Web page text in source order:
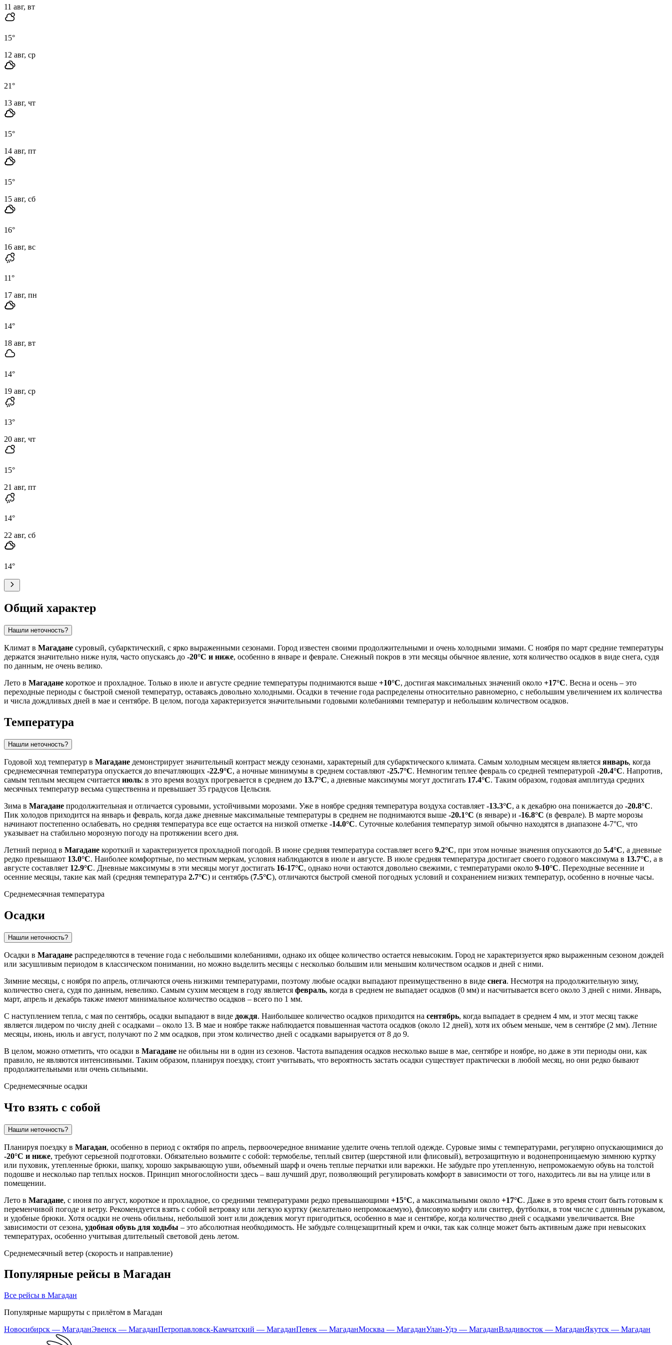
11 авг, вт
15°
12 авг, ср
21°
13 авг, чт
15°
14 авг, пт
15°
15 авг, сб
16°
16 авг, вс
11°
17 авг, пн
14°
18 авг, вт
14°
19 авг, ср
13°
20 авг, чт
15°
21 авг, пт
14°
22 авг, сб
14°
Общий характер
Нашли неточность?
Климат в Магадане суровый, субарктический, с ярко выраженными сезонами. Город известен своими продолжительными и очень холодными зимами. С ноября по март средние температуры
держатся значительно ниже нуля, часто опускаясь до -20°C и ниже, особенно в январе и феврале. Снежный покров в эти месяцы обычное явление, хотя количество осадков в виде снега, судя
по данным, не очень велико.
Лето в Магадане короткое и прохладное. Только в июле и августе средние температуры поднимаются выше +10°C, достигая максимальных значений около +17°C. Весна и осень – это
переходные периоды с быстрой сменой температур, оставаясь довольно холодными. Осадки в течение года распределены относительно равномерно, с небольшим увеличением их количества
и числа дождливых дней в мае и сентябре. В целом, погода характеризуется значительными годовыми колебаниями температур и небольшим количеством осадков.
Температура
Нашли неточность?
Годовой ход температур в Магадане демонстрирует значительный контраст между сезонами, характерный для субарктического климата. Самым холодным месяцем является январь, когда
среднемесячная температура опускается до впечатляющих -22.9°C, а ночные минимумы в среднем составляют -25.7°C. Немногим теплее февраль со средней температурой -20.4°C. Напротив,
самым теплым месяцем считается июль: в это время воздух прогревается в среднем до 13.7°C, а дневные максимумы могут достигать 17.4°C. Таким образом, годовая амплитуда средних
месячных температур весьма существенна и превышает 35 градусов Цельсия.
Зима в Магадане продолжительная и отличается суровыми, устойчивыми морозами. Уже в ноябре средняя температура воздуха составляет -13.3°C, а к декабрю она понижается до -20.8°C.
Пик холодов приходится на январь и февраль, когда даже дневные максимальные температуры в среднем не поднимаются выше -20.1°C (в январе) и -16.8°C (в феврале). В марте морозы
начинают постепенно ослабевать, но средняя температура все еще остается на низкой отметке -14.0°C. Суточные колебания температур зимой обычно находятся в диапазоне 4-7°C, что
указывает на стабильно морозную погоду на протяжении всего дня.
Летний период в Магадане короткий и характеризуется прохладной погодой. В июне средняя температура составляет всего 9.2°C, при этом ночные значения опускаются до 5.4°C, а дневные
редко превышают 13.0°C. Наиболее комфортные, по местным меркам, условия наблюдаются в июле и августе. В июле средняя температура достигает своего годового максимума в 13.7°C, а в
августе составляет 12.9°C. Дневные максимумы в эти месяцы могут достигать 16-17°C, однако ночи остаются довольно свежими, с температурами около 9-10°C. Переходные весенние и
осенние месяцы, такие как май (средняя температура 2.7°C) и сентябрь (7.5°C), отличаются быстрой сменой погодных условий и сохранением низких температур, особенно в ночные часы.
Среднемесячная температура
Осадки
Нашли неточность?
Осадки в Магадане распределяются в течение года с небольшими колебаниями, однако их общее количество остается невысоким. Город не характеризуется ярко выраженным сезоном дождей
или засушливым периодом в классическом понимании, но можно выделить месяцы с несколько большим или меньшим количеством осадков и дней с ними.
Зимние месяцы, с ноября по апрель, отличаются очень низкими температурами, поэтому любые осадки выпадают преимущественно в виде снега. Несмотря на продолжительную зиму,
количество снега, судя по данным, невелико. Самым сухим месяцем в году является февраль, когда в среднем не выпадает осадков (0 мм) и насчитывается всего около 3 дней с ними. Январь,
март, апрель и декабрь также имеют минимальное количество осадков – всего по 1 мм.
С наступлением тепла, с мая по сентябрь, осадки выпадают в виде дождя. Наибольшее количество осадков приходится на сентябрь, когда выпадает в среднем 4 мм, и этот месяц также
является лидером по числу дней с осадками – около 13. В мае и ноябре также наблюдается повышенная частота осадков (около 12 дней), хотя их объем меньше, чем в сентябре (2 мм). Летние
месяцы, июнь, июль и август, получают по 2 мм осадков, при этом количество дней с осадками варьируется от 8 до 9.
В целом, можно отметить, что осадки в Магадане не обильны ни в один из сезонов. Частота выпадения осадков несколько выше в мае, сентябре и ноябре, но даже в эти периоды они, как
правило, не являются интенсивными. Таким образом, планируя поездку, стоит учитывать, что вероятность застать осадки существует практически в любой месяц, но они редко бывают
продолжительными или очень сильными.
Среднемесячные осадки
Что взять с собой
Нашли неточность?
Планируя поездку в Магадан, особенно в период с октября по апрель, первоочередное внимание уделите очень теплой одежде. Суровые зимы с температурами, регулярно опускающимися до
-20°C и ниже, требуют серьезной подготовки. Обязательно возьмите с собой: термобелье, теплый свитер (шерстяной или флисовый), ветрозащитную и водонепроницаемую зимнюю куртку
или пуховик, утепленные брюки, шапку, хорошо закрывающую уши, объемный шарф и очень теплые перчатки или варежки. Не забудьте про утепленную, непромокаемую обувь на толстой
подошве и несколько пар теплых носков. Принцип многослойности здесь – ваш лучший друг, позволяющий регулировать комфорт в зависимости от того, находитесь ли вы на улице или в
помещении.
Лето в Магадане, с июня по август, короткое и прохладное, со средними температурами редко превышающими +15°C, а максимальными около +17°C. Даже в это время стоит быть готовым к
переменчивой погоде и ветру. Рекомендуется взять с собой ветровку или легкую куртку (желательно непромокаемую), флисовую кофту или свитер, футболки, в том числе с длинным рукавом,
и удобные брюки. Хотя осадки не очень обильны, небольшой зонт или дождевик могут пригодиться, особенно в мае и сентябре, когда количество дней с осадками увеличивается. Вне
зависимости от сезона, удобная обувь для ходьбы – это абсолютная необходимость. Не забудьте солнцезащитный крем и очки, так как солнце может быть активным даже при невысоких
температурах, особенно учитывая длительный световой день летом.
Среднемесячный ветер (скорость и направление)
Популярные рейсы в Магадан
Все рейсы в Магадан
Популярные маршруты с прилётом в Магадан
Новосибирск — МагаданЭвенск — МагаданПетропавловск-Камчатский — МагаданПевек — МагаданМосква — МагаданУлан-Удэ — МагаданВладивосток — МагаданЯкутск — Магадан